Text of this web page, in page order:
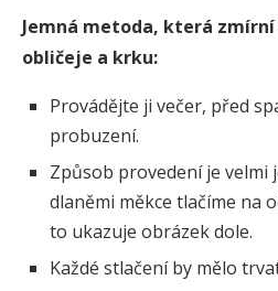
Jemná metoda, která
obličeje a krku:
Provádějte ji večer, před
probuzení.
Způsob provedení je velmi
dlaněmi měkce tlačíme na
to ukazuje obrázek dole.
Každé stlačení by mělo